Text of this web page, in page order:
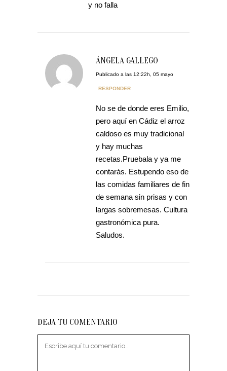
y no falla
ÁNGELA GALLEGO
Publicado a las 12:22h, 05 mayo
RESPONDER
No se de donde eres Emilio,
pero aquí en Cádiz el arroz
caldoso es muy tradicional
y hay muchas
recetas.Pruebala y ya me
contarás. Estupendo eso de
las comidas familiares de fin
de semana sin prisas y con
largas sobremesas. Cultura
gastronómica pura.
Saludos.
DEJA TU COMENTARIO